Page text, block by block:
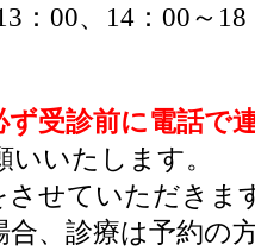
：00、14：00～
ず受診前に電話で
いたします。
させていただきま
、診療は予約の